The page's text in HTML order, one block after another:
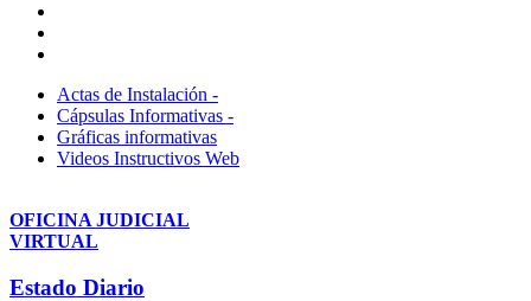
Actas de Instalación -
Cápsulas Informativas -
Gráficas informativas
Videos Instructivos Web
OFICINA JUDICIAL
VIRTUAL
Estado Diario